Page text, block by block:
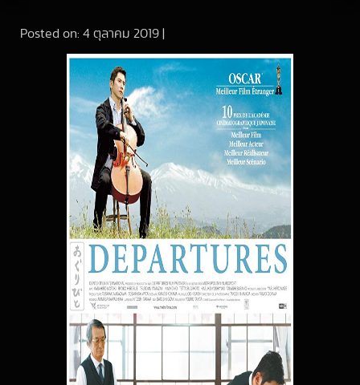
Posted on: 4 ตุลาคม 2019